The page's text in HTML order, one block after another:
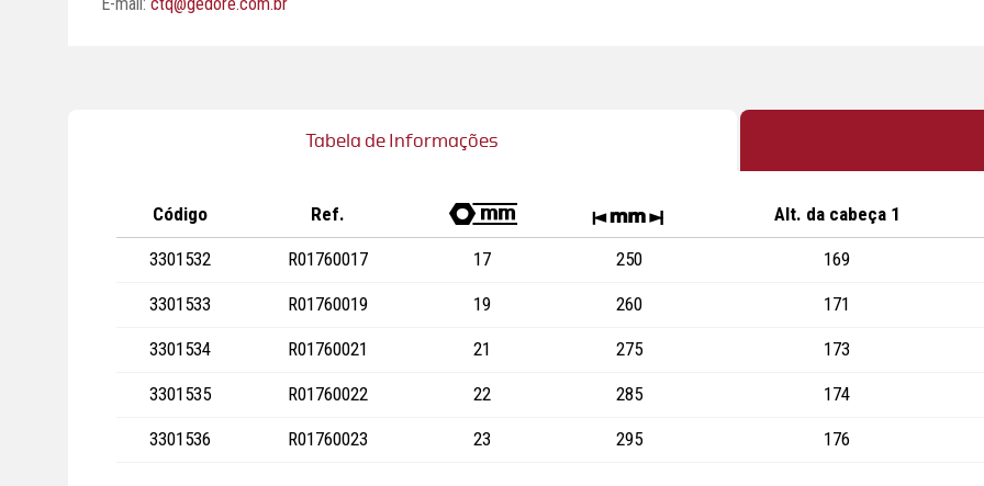
Tabela de Informações
Código Ref. ! y Alt. da cabeça 1
3301532
R01760017 17 250 169
3301533 R01760019 19 260 171
3301534 R01760021 21 275 173
3301535 R01760022 22 285 174
3301536 R01760023 23 295 176